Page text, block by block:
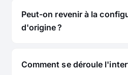
Peut-on revenir à la
d'origine ?
Comment se déroule